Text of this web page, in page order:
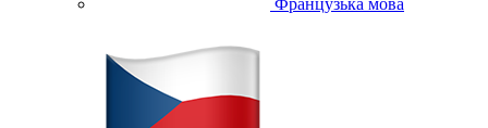
Французька мова